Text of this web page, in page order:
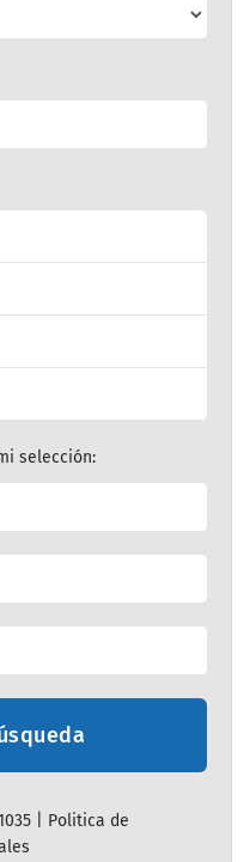
selección:
| Politica de